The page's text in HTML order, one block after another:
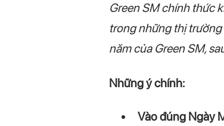
Green SM chính thức
trong những thị
năm của Green SM,
Những ý chính:
Vào đúng Ngày